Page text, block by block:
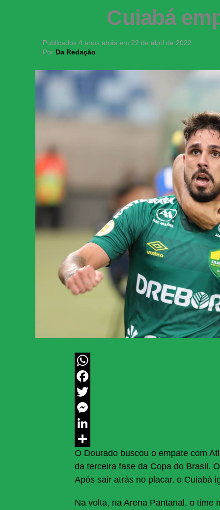
Cuiabá
Publicados 4 anos atrás em 22 de abril de 2022
Por Da Redação
WhatsApp
Facebook
Twitter
Messenger
LinkedIn
Share
O Dourado buscou o empate com
da terceira fase da Copa do Brasil.
Após sair atrás no placar, o Cuiabá
Na volta, na Arena Pantanal, o time